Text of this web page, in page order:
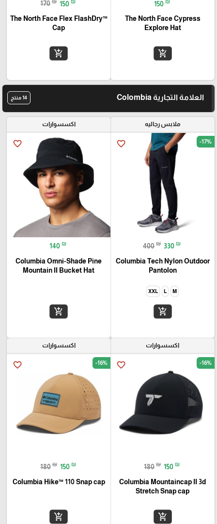
150
The North Face Cypress
Explore Hat
add_shopping_cart
170 150
The North Face Flex FlashDry™
Cap
add_shopping_cart
العلامة التجارية Colombia 14 منتج
ملابس رجاليه
favorite_border -17%
400 ₪ 330 ₪
Columbia Tech Nylon Outdoor
Pantolon‏
M
L
XXL
add_shopping_cart
اكسسوارات
favorite_border
140 ₪
Columbia Omni-Shade Pine
Mountain II Bucket Hat
add_shopping_cart
اكسسوارات
favorite_border -16%
180 ₪ 150 ₪
Columbia Mountaincap II 3d
Stretch Snap cap
add_shopping_cart
اكسسوارات
favorite_border -16%
180 ₪ 150 ₪
Columbia Hike™ 110 Snap cap
add_shopping_cart